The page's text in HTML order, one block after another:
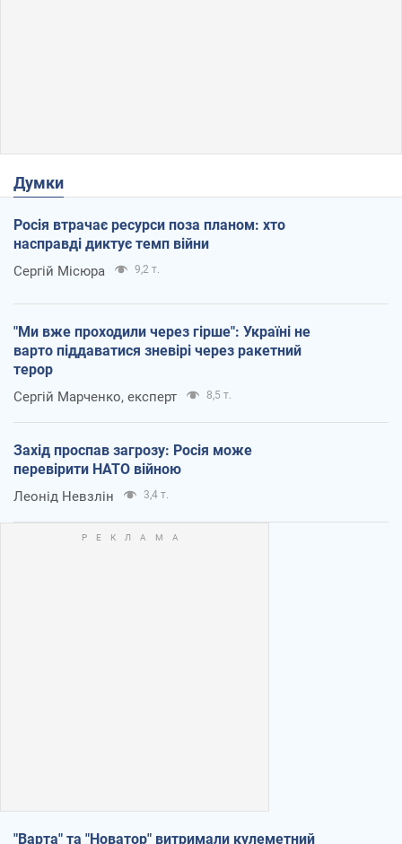
Думки
Росія втрачає ресурси поза планом: хто
насправді диктує темп війни
Сергій Місюра 9,2 т.
"Ми вже проходили через гірше": Україні не
варто піддаватися зневірі через ракетний
терор
Сергій Марченко, експерт 8,5 т.
Захід проспав загрозу: Росія може
перевірити НАТО війною
Леонід Невзлін 3,4 т.
"Варта" та "Новатор" витримали кулеметний